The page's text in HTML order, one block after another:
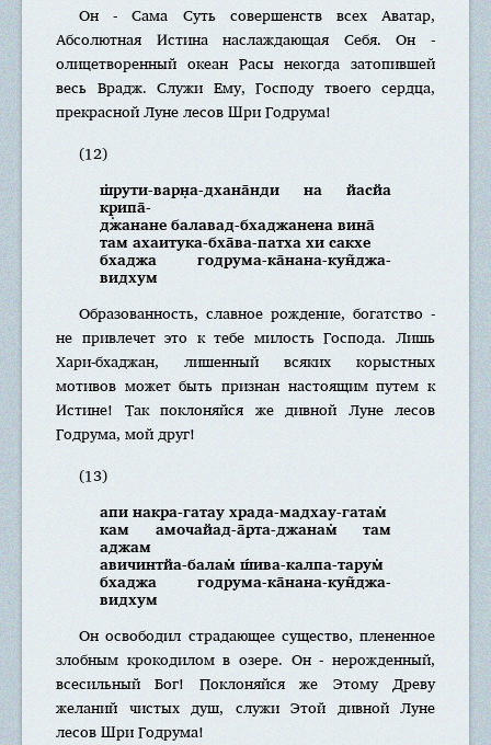
Он - Сама Суть совершенств всех Аватар,
Абсолютная Истина наслаждающая Себя. Он -
олицетворенный океан Расы некогда затопившей
весь Врадж. Служи Ему, Господу твоего сердца,
прекрасной Луне лесов Шри Годрума!
(12)
ш̇рути-варн̣а-дхана̄нди на йасйа
кр̣ипа̄-
джанане балавад-бхаджанена вина̄
там ахаитука-бха̄ва-патха хи сакхе
бхаджа годрума-ка̄нана-кун̃джа-
видхум
Образованность, славное рождение, богатство -
не привлечет это к тебе милость Господа. Лишь
Хари-бхаджан, лишенный всяких корыстных
мотивов может быть признан настоящим путем к
Истине! Так поклоняйся же дивной Луне лесов
Годрума, мой друг!
(13)
апи накра-гатау храда-мадхау-гатам̇
кам амочайад-а̄рта-джанам̇ там
аджам
авичинтйа-балам̇ ш́ива-калпа-тарум̇
бхаджа годрума-ка̄нана-кун̃джа-
видхум
Он освободил страдающее существо, плененное
злобным крокодилом в озере. Он - нерожденный,
всесильный Бог! Поклоняйся же Этому Древу
желаний чистых душ, служи Этой дивной Луне
лесов Шри Годрума!